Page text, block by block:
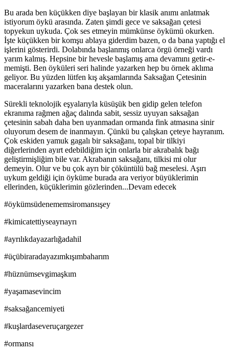
Bu arada ben küçükken diye başlayan bir klasik anımı anlatmak
istiyorum öykü arasında. Zaten şimdi gece ve saksağan çetesi
topyekun uykuda. Çok ses etmeyin mümkünse öykümü okurken.
İşte küçükken bir komşu ablaya giderdim bazen, o da bana yaptığı el
işlerini gösterirdi. Dolabında başlanmış onlarca örgü örneği vardı
yarım kalmış. Hepsine bir hevesle başlamış ama devamını getir-e-
memişti. Ben öyküleri seri halinde yazarken hep bu örnek aklıma
geliyor. Bu yüzden lütfen kış akşamlarında Saksağan Çetesinin
maceralarını yazarken bana destek olun.
Sürekli teknolojik eşyalarıyla küsüşük ben gidip gelen telefon
ekranıma rağmen ağaç dalında sabit, sessiz uyuyan saksağan
çetesinin sabah daha ben uyanmadan ormanda fink atmasına sinir
oluyorum desem de inanmayın. Çünkü bu çalışkan çeteye hayranım.
Çok eskiden yamuk gagalı bir saksağanı, topal bir tilkiyi
diğerlerinden ayırt edebildiğim için onlarla bir akrabalık bağı
geliştirmişliğim bile var. Akrabanın saksağanı, tilkisi mi olur
demeyin. Olur ve bu çok ayrı bir çöküntülü bağ meselesi. Aşırı
uykum geldiği için öyküme burada ara veriyor büyüklerimin
ellerinden, küçüklerimin gözlerinden...Devam edecek
#öykümsüdenememsiromansışey
#kimicatettiyseayrıayrı
#ayrılıkdayazarlığadahil
#üçübiraradayazımkışımbaharım
#hüznümsevgimaşkım
#yaşamasevincim
#saksağancemiyeti
#kuşlardaseveruçargezer
#ormansı